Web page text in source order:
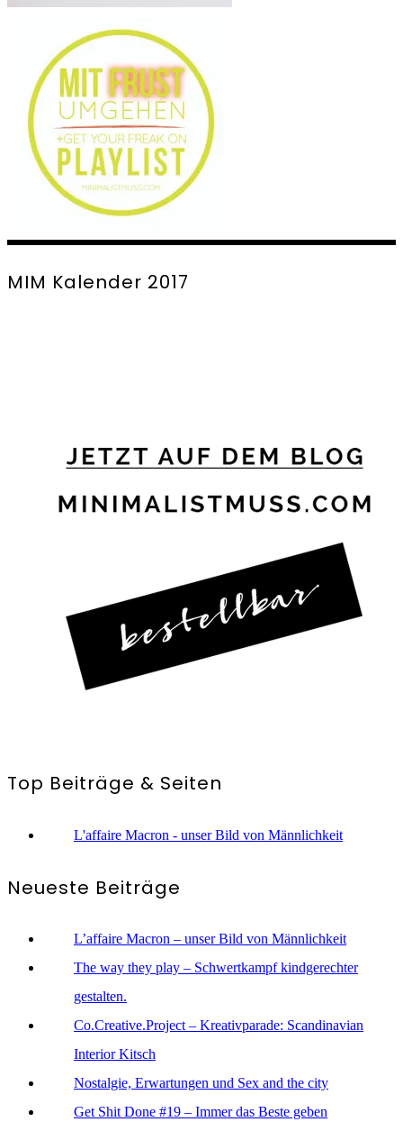
MIM Kalender 2017
Top Beiträge & Seiten
L'affaire Macron - unser Bild von Männlichkeit
Neueste Beiträge
L’affaire Macron – unser Bild von Männlichkeit
The way they play – Schwertkampf kindgerechter
gestalten.
Co.Creative.Project – Kreativparade: Scandinavian
Interior Kitsch
Nostalgie, Erwartungen und Sex and the city
Get Shit Done #19 – Immer das Beste geben